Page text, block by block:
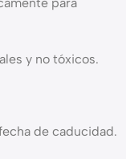
y no tóxicos.
de caducidad.